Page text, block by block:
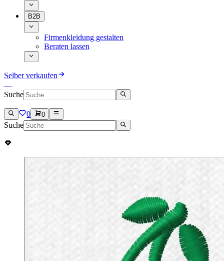
B2B
Firmenkleidung gestalten
Beraten lassen
Selber verkaufen
Suche
0 0
Suche